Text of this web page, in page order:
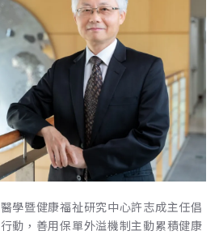
學暨健康福祉研究中心許志成主任倡
動，善用保單外溢機制主動累積健康